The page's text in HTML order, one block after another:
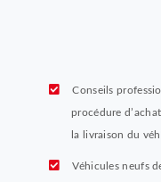
Conseils
procédure
la livraison du
Véhicules neufs